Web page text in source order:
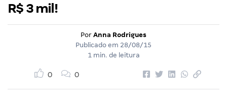
R$ 3 mil!
Por Anna Rodrigues
Publicado em 28/08/15
1 min. de leitura
0 0